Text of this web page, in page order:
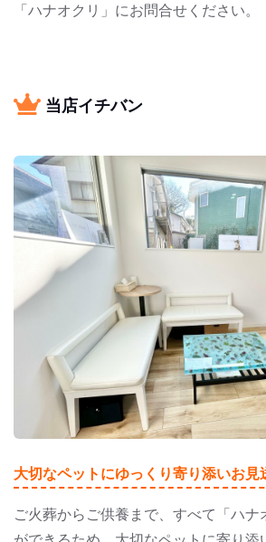
「ハナオクリ」にお問合せください。
当店イチバン
大切なペットにゆっくり寄り添いお見
ご火葬からご供養まで、すべて「ハナ